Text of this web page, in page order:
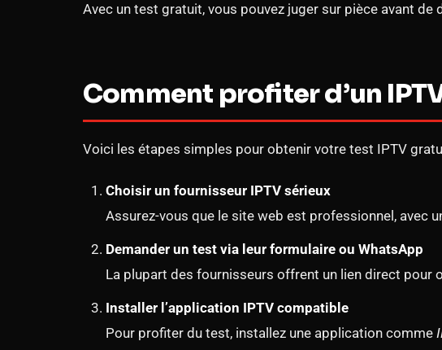
Avec un test gratuit, vous pouvez juger sur pièce avant de
Comment profiter d’un
Voici les étapes simples pour obtenir votre test IPTV
Choisir un fournisseur IPTV sérieux
Assurez-vous que le site web est professionnel, avec
Demander un test via leur formulaire ou WhatsApp
La plupart des fournisseurs offrent un lien direct pour
Installer l’application IPTV compatible
Pour profiter du test, installez une application comme